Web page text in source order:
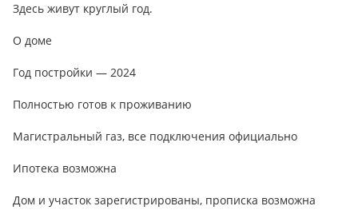
Здесь живут круглый год.
О доме
Год постройки — 2024
Полностью готов к проживанию
Магистральный газ, все подключения официально
Ипотека возможна
Дом и участок зарегистрированы, прописка возможна